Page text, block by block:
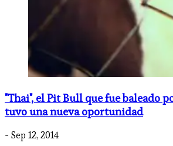
"Thai", el Pit Bull que fue baleado
tuvo una nueva oportunidad
- Sep 12, 2014